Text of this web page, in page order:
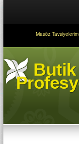
Masöz Tavsiyelerim